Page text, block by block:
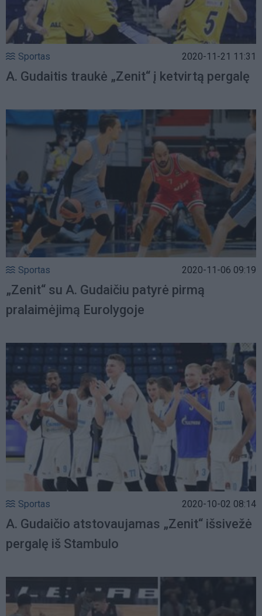
Sportas 2020-11-21 11:31
A. Gudaitis traukė „Zenit“ į ketvirtą pergalę
Sportas 2020-11-06 09:19
„Zenit“ su A. Gudaičiu patyrė pirmą
pralaimėjimą Eurolygoje
Sportas 2020-10-02 08:14
A. Gudaičio atstovaujamas „Zenit“ išsivežė
pergalę iš Stambulo